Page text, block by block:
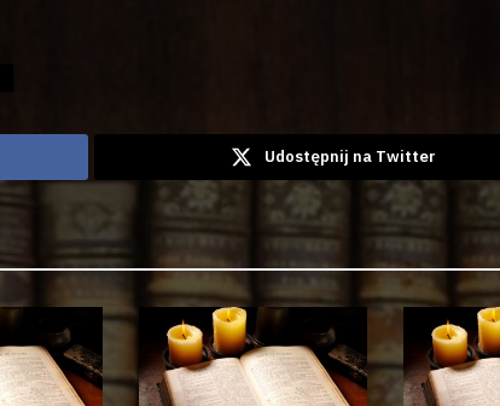
Udostępnij na Twitter